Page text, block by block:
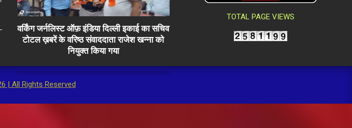
वर्किंग जर्नलिस्ट ऑफ़ इंडिया दिल्ली इकाई का सचिव
टोटल ख़बरें के वरिष्ठ संवाददाता राजेश खन्ना को
नियुक्त किया गया
TOTAL PAGE VIEWS
| All Rights Reserved